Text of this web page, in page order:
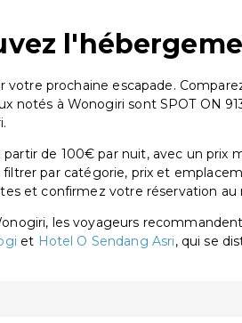
votre prochaine escapade.
à Wonogiri sont SPOT ON
de 100€ par nuit, avec un prix
par catégorie, prix et
et confirmez votre réservation au
les voyageurs
et Hotel O Sendang Asri, qui se